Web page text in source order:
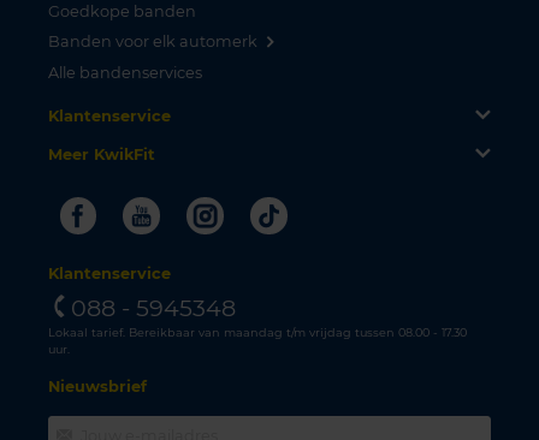
Goedkope banden
Banden voor elk automerk
Alle bandenservices
Klantenservice
Meer KwikFit
FacebookYoutubeInstagram
Tiktok
Klantenservice
088 - 5945348
Lokaal tarief. Bereikbaar van maandag t/m vrijdag tussen 08.00 - 17.30
uur.
Nieuwsbrief